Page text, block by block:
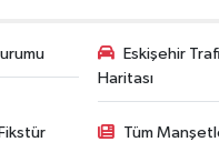
Eskişehir
Haritası
Tüm